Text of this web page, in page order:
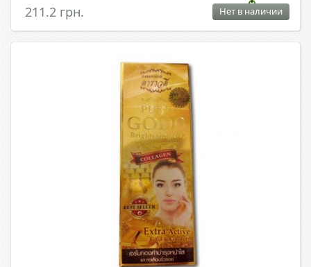
211.2 грн. Нет в наличии